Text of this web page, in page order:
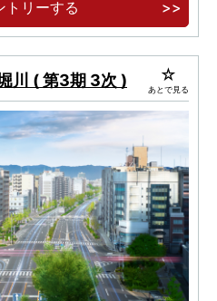
敷地に建つ低層レジデン
トリーする
川 ( 第3期 3次 ) あとで見る